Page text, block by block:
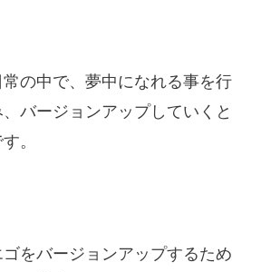
の中で、夢中になれる事を行
バージョンアップしていくと
。
をバージョンアップするため